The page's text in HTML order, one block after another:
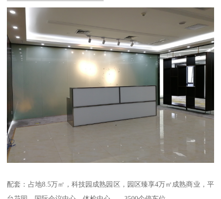
配套：占地8.5万㎡，科技园成熟园区，园区臻享4万㎡成熟商业，平